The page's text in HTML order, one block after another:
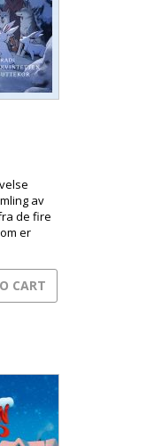
av
de fire
er
musikk.
CART